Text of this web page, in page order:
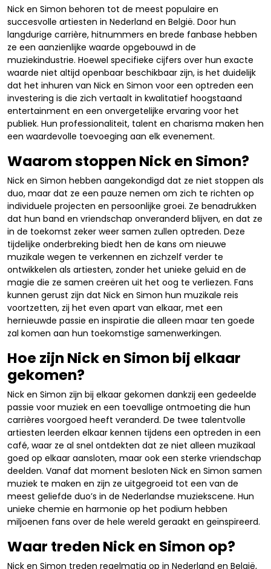
Nick en Simon behoren tot de meest populaire en
succesvolle artiesten in Nederland en België. Door hun
langdurige carrière, hitnummers en brede fanbase hebben
ze een aanzienlijke waarde opgebouwd in de
muziekindustrie. Hoewel specifieke cijfers over hun exacte
waarde niet altijd openbaar beschikbaar zijn, is het duidelijk
dat het inhuren van Nick en Simon voor een optreden een
investering is die zich vertaalt in kwalitatief hoogstaand
entertainment en een onvergetelijke ervaring voor het
publiek. Hun professionaliteit, talent en charisma maken hen
een waardevolle toevoeging aan elk evenement.
Waarom stoppen Nick en Simon?
Nick en Simon hebben aangekondigd dat ze niet stoppen als
duo, maar dat ze een pauze nemen om zich te richten op
individuele projecten en persoonlijke groei. Ze benadrukken
dat hun band en vriendschap onveranderd blijven, en dat ze
in de toekomst zeker weer samen zullen optreden. Deze
tijdelijke onderbreking biedt hen de kans om nieuwe
muzikale wegen te verkennen en zichzelf verder te
ontwikkelen als artiesten, zonder het unieke geluid en de
magie die ze samen creëren uit het oog te verliezen. Fans
kunnen gerust zijn dat Nick en Simon hun muzikale reis
voortzetten, zij het even apart van elkaar, met een
hernieuwde passie en inspiratie die alleen maar ten goede
zal komen aan hun toekomstige samenwerkingen.
Hoe zijn Nick en Simon bij elkaar
gekomen?
Nick en Simon zijn bij elkaar gekomen dankzij een gedeelde
passie voor muziek en een toevallige ontmoeting die hun
carrières voorgoed heeft veranderd. De twee talentvolle
artiesten leerden elkaar kennen tijdens een optreden in een
café, waar ze al snel ontdekten dat ze niet alleen muzikaal
goed op elkaar aansloten, maar ook een sterke vriendschap
deelden. Vanaf dat moment besloten Nick en Simon samen
muziek te maken en zijn ze uitgegroeid tot een van de
meest geliefde duo’s in de Nederlandse muziekscene. Hun
unieke chemie en harmonie op het podium hebben
miljoenen fans over de hele wereld geraakt en geïnspireerd.
Waar treden Nick en Simon op?
Nick en Simon treden regelmatig op in Nederland en België,